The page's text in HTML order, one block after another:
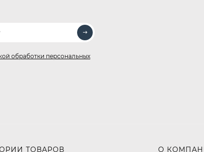
обработки персональных
ТОВАРОВ О